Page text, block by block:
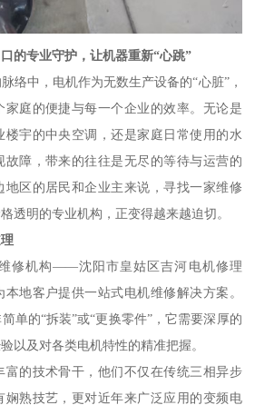
的专业守护，让机器重新“心跳”
络中，电机作为无数生产设备的“心脏”，
庭的便捷与每一个企业的效率。无论是
楼宇的中央空调，还是家庭日常使用的水
障，带来的往往是无尽的等待与运营的
区的居民和企业主来说，寻找一家维修
透明的专业机构，正变得越来越迫切。
修机构——沈阳市皇姑区吉河电机修理
地客户提供一站式电机维修解决方案。
单的“拆装”或“更换零件”，它需要深厚的
以及对各类电机特性的精准把握。
富的技术骨干，他们不仅在传统三相异步
娴熟技艺，更对近年来广泛应用的变频电